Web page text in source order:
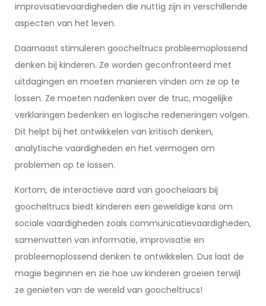
improvisatievaardigheden die nuttig zijn in verschillende
aspecten van het leven.
Daarnaast stimuleren goocheltrucs probleemoplossend
denken bij kinderen. Ze worden geconfronteerd met
uitdagingen en moeten manieren vinden om ze op te
lossen. Ze moeten nadenken over de truc, mogelijke
verklaringen bedenken en logische redeneringen volgen.
Dit helpt bij het ontwikkelen van kritisch denken,
analytische vaardigheden en het vermogen om
problemen op te lossen.
Kortom, de interactieve aard van goochelaars bij
goocheltrucs biedt kinderen een geweldige kans om
sociale vaardigheden zoals communicatievaardigheden,
samenvatten van informatie, improvisatie en
probleemoplossend denken te ontwikkelen. Dus laat de
magie beginnen en zie hoe uw kinderen groeien terwijl
ze genieten van de wereld van goocheltrucs!